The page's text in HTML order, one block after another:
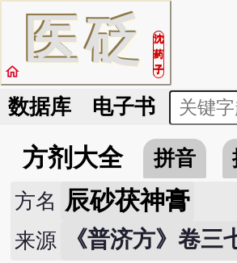
医砭
沈
药
子
home
数据库 电子书
方剂大全 拼音
方名 辰砂茯神膏
来源 《普济方》卷三